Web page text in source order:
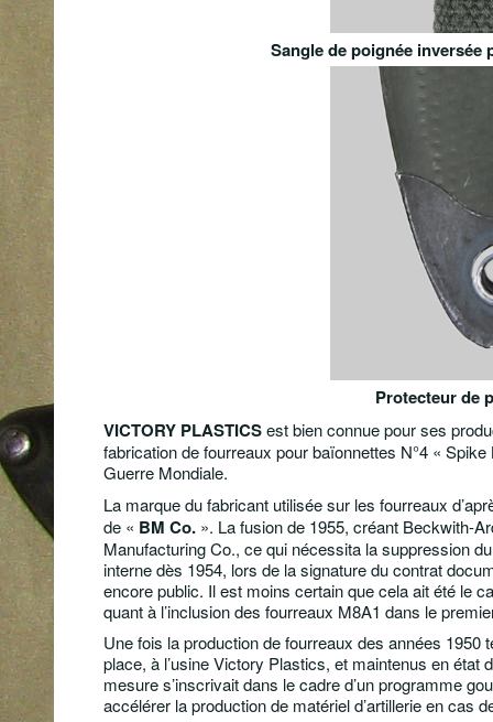
Sangle de poignée
Protecteur de
VICTORY PLASTICSest bien connue pour ses
fabrication de fourreaux pour baïonnettes N°4 «
Guerre Mondiale.
La marque du fabricant utilisée sur les fourreaux
de « BM Co. ». La fusion de 1955, créant Beckwith-
Manufacturing Co., ce qui nécessita la suppression
interne dès 1954, lors de la signature du contrat
encore public. Il est moins certain que cela ait été le
quant à l’inclusion des fourreaux M8A1 dans le
Une fois la production de fourreaux des années
place, à l’usine Victory Plastics, et maintenus en
mesure s’inscrivait dans le cadre d’un programme
accélérer la production de matériel d’artillerie en cas